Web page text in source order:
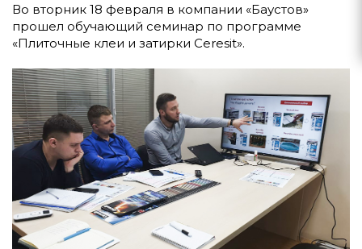
Во вторник 18 февраля в компании «Баустов»
прошел обучающий семинар по программе
«Плиточные клеи и затирки Ceresit».